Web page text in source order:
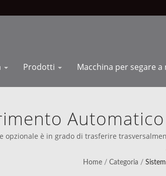
Prodotti Macchina per segare a
E Lo
Per
opzionale è in grado di trasferire
per la vendita in 80 paesi, compresa
direttamente
Home / Categoria /